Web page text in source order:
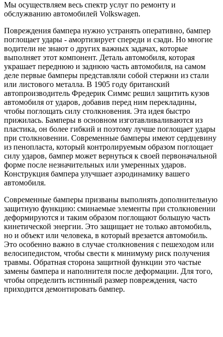
Мы осуществляем весь спектр услуг по ремонту и
обслужванию автомобилей Volkswagen.
Повреждения бампера нужно устранять оперативно, бампер
поглощает удары - амортизирует спереди и сзади. Но многие
водители не знают о других важных задачах, которые
выполняет этот компонент. Деталь автомобиля, которая
украшает переднюю и заднюю часть автомобиля, на самом
деле первые бамперы представляли собой стержни из стали
или листового металла. В 1905 году британский
автопроизводитель Фредерик Симмс решил защитить кузов
автомобиля от ударов, добавив перед ним перекладины,
чтобы поглощать силу столкновения. Эта идея быстро
прижилась. Бамперы в основном изготавливаливаются из
пластика, он более гибкий и поэтому лучше поглощает удары
при столкновении. Современные бамперы имеют сердцевину
из пенопласта, который контролируемым образом поглощает
силу ударов, бампер может вернуться к своей первоначальной
форме после незначительных или умеренных ударов.
Конструкция бампера улучшает аэродинамику вашего
автомобиля.
Современные бамперы призваны выполнять дополнительную
защитную функцию: сминаемые элементы при столкновении
деформируются и таким образом поглощают большую часть
кинетической энергии. Это защищает не только автомобиль,
но и объект или человека, в который врезается автомобиль.
Это особенно важно в случае столкновения с пешеходом или
велосипедистом, чтобы свести к минимуму риск получения
травмы. Обратная сторона защитной функции это частые
замены бампера и наполнителя после деформации. Для того,
чтобы определить истинный размер повреждения, часто
приходится демонтировать бампер.